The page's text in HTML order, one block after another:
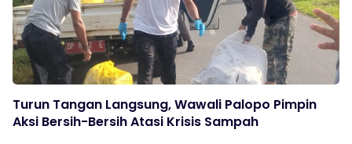
Turun Tangan Langsung, Wawali Palopo Pimpin
Aksi Bersih-Bersih Atasi Krisis Sampah